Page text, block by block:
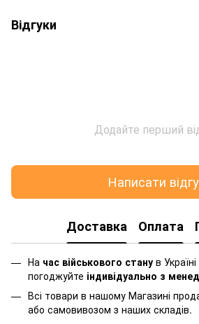
Відгуки
Додайте перший
Написати
Доставка Оплата
На час військового стану в
погоджуйте індивідуально з
Всі товари в нашому Магазині
або самовивозом з наших складів.